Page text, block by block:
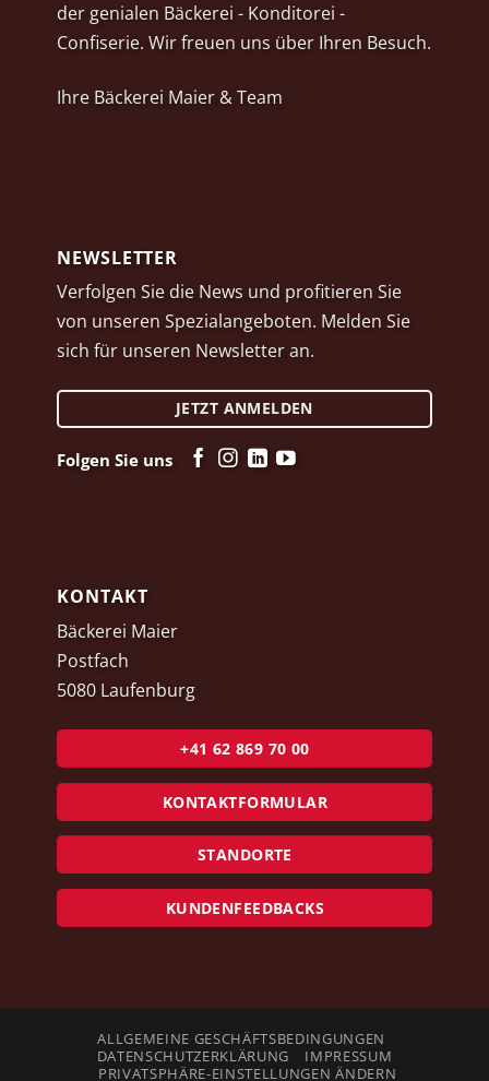
der genialen Bäckerei - Konditorei -
Confiserie. Wir freuen uns über Ihren Besuch.
Ihre Bäckerei Maier & Team
NEWSLETTER
Verfolgen Sie die News und profitieren Sie
von unseren Spezialangeboten. Melden Sie
sich für unseren Newsletter an.
JETZT ANMELDEN
Folgen Sie uns
KONTAKT
Bäckerei Maier
Postfach
5080 Laufenburg
+41 62 869 70 00
KONTAKTFORMULAR
STANDORTE
KUNDENFEEDBACKS
ALLGEMEINE GESCHÄFTSBEDINGUNGEN
DATENSCHUTZERKLÄRUNG
IMPRESSUM
PRIVATSPHÄRE-EINSTELLUNGEN ÄNDERN